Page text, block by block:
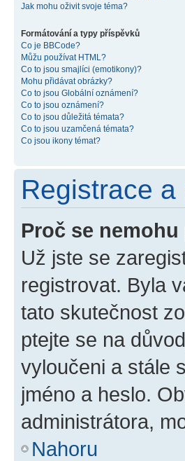
Jak mohu oživit svoje téma?
Formátování a typy příspěvků
Co je BBCode?
Můžu používat HTML?
Co to jsou smajlíci (emotikony)?
Mohu přidávat obrázky?
Co to jsou Globální oznámení?
Co to jsou oznámení?
Co to jsou důležitá témata?
Co to jsou uzamčená témata?
Co jsou ikony témat?
Registrace
Proč se
Už jste se
registrovat. Byla
tato skutečnost
ptejte se na
vyloučeni a stále
jméno a heslo.
administrátora,
Nahoru